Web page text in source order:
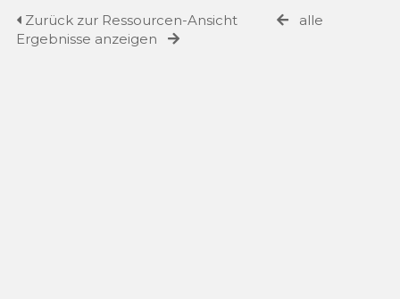
Zurück zur Ressourcen-Ansicht
alle
Ergebnisse anzeigen